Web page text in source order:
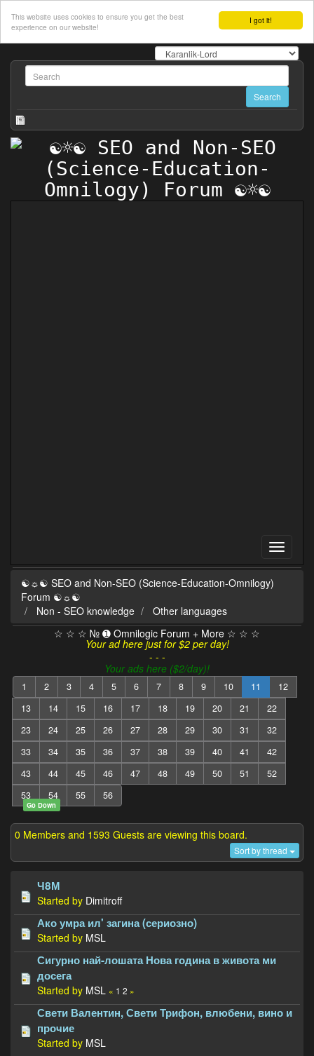
I got it!
This website uses cookies to ensure you get the best
experience on our website!
☯☼☯ SEO and Non-SEO (Science-Education-Omnilogy)
Forum ☯☼☯
Non - SEO knowledge
Other languages
☆ ☆ ☆ № ➊ Omnilogic Forum + More ☆ ☆ ☆
Your ad here just for $2 per day!
- - -
Your ads here ($2/day)!
1 2 3 4 5 6 7 8 9 10 11
12
13
14 15 16 17 18 19 20 21
22
23
24 25 26 27 28 29 30 31
32
33
34 35 36 37 38 39 40 41
42
43
44 45 46 47 48 49 50 51
52
53
54 55 56
Go Down
0 Members and 1593 Guests are viewing this board.
Sort by thread
Ч8М
Started by Dimitroff
Ако умра ил' загина (сериозно)
Started by MSL
Сигурно най-лошата Нова година в живота ми
досега
Started by MSL « 1 2 »
Свети Валентин, Свети Трифон, влюбени, вино и
прочие
Started by MSL